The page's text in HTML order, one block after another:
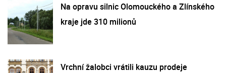
Na opravu silnic Olomouckého a Zlínského
kraje jde 310 milionů
Vrchní žalobci vrátili kauzu prodeje